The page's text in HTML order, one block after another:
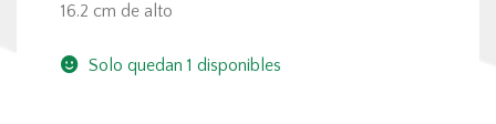
16.2 cm de alto
Solo quedan 1 disponibles